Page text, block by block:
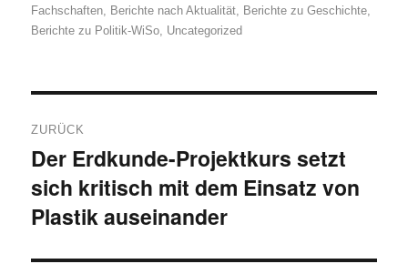
am
Fachschaften, Berichte nach Aktualität, Berichte zu Geschichte,
Berichte zu Politik-WiSo, Uncategorized
ZURÜCK
Vorheriger
Beitrag:
Der Erdkunde-Projektkurs setzt
sich kritisch mit dem Einsatz von
Plastik auseinander